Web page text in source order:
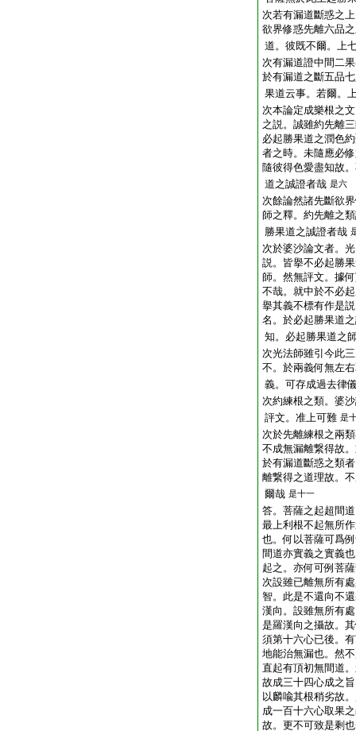
次若有漏道斷惑之
欲界修惑先離六品
道。彼既不爾。上
次有漏道證中間二
於有漏道之斷五品
果道云事。若爾。
次本論定成樂根之
之説。誠雖約先離
必起勝果道之潤色
者之時。未隨應必
隨彼得色愛盡知故
道之誠證者哉 是六
次餘論然諸先斷欲
師之釋。約先離之
勝果道之誠證者哉
次於婆沙論文者。
説。皆擧不必起勝
師。然無評文。據
不哉。就中於不必
擧其義不標有作是
名。於必起勝果道
知。必起勝果道之
次光法師雖引今此
不。於兩義何無左
義。可存成過去律
次約練根之類。婆
評文。准上可難 是
次於先離練根之兩
不成無漏離繋得故
於有漏道斷惑之類
離繋得之道理故。
爾哉 是十一
答。菩薩之起超間
最上利根不起無所
也。何以菩薩可爲
間道亦實義之實義
起之。亦何可例菩
次設雖已離無所有
智。此是不還向不
漢向。設雖無所有
是羅漢向之攝故。
須第十六心已後。
地能治無漏也。然
直起有頂初無間道
故成三十四心成之
以麟喩其根稍劣故
成一百十六心取果
故。更不可致是剩